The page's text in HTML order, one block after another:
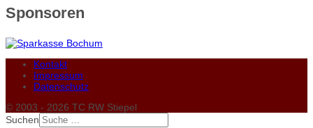
Sponsoren
Kontakt
Impressum
Datenschutz
© 2003 - 2026 TC RW Stiepel
Suchen